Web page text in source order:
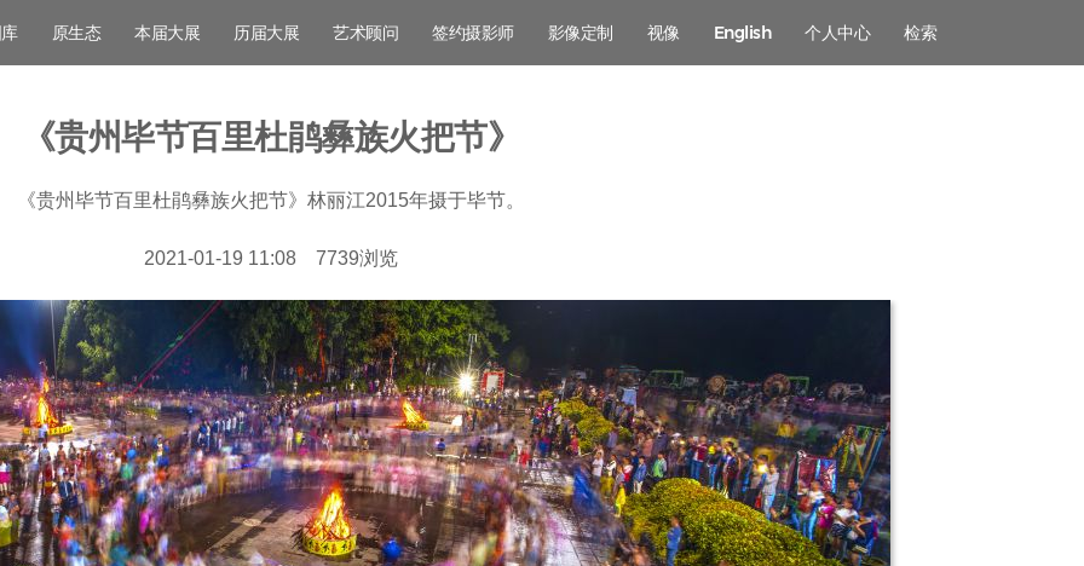
原生态 本届大展 历届大展 艺术顾问 签约摄影师 影像定制 视像 English 个人中心 检索
《贵州毕节百里杜鹃彝族火把节》
《贵州毕节百里杜鹃彝族火把节》林丽江2015年摄于毕节。
2021-01-19 11:08 7739浏览